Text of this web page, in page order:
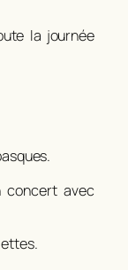
la journée
concert avec